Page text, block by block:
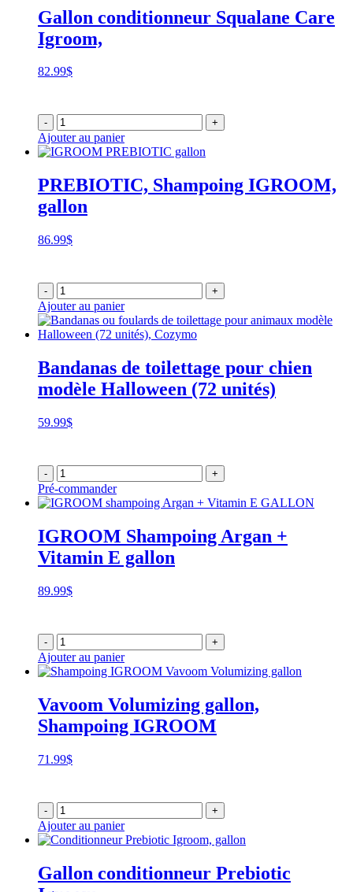
Gallon conditionneur Squalane Care
Igroom,
82.99$
- +
Ajouter au panier
PREBIOTIC, Shampoing IGROOM,
gallon
86.99$
- +
Ajouter au panier
Bandanas de toilettage pour chien
modèle Halloween (72 unités)
59.99$
- +
Pré-commander
IGROOM Shampoing Argan +
Vitamin E gallon
89.99$
- +
Ajouter au panier
Vavoom Volumizing gallon,
Shampoing IGROOM
71.99$
- +
Ajouter au panier
Gallon conditionneur Prebiotic